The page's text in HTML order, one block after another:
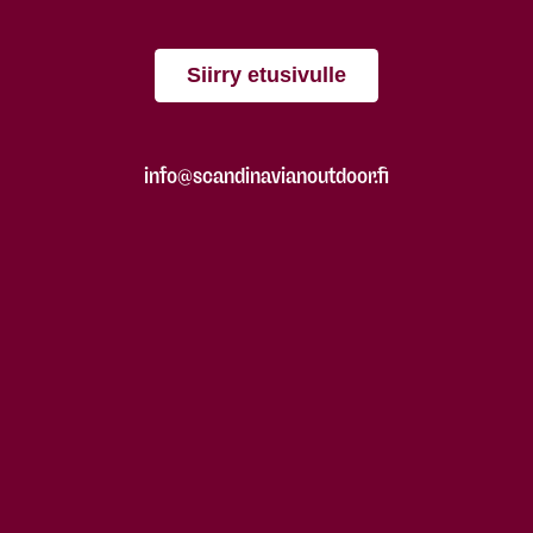
Siirry etusivulle
info@scandinavianoutdoor.fi